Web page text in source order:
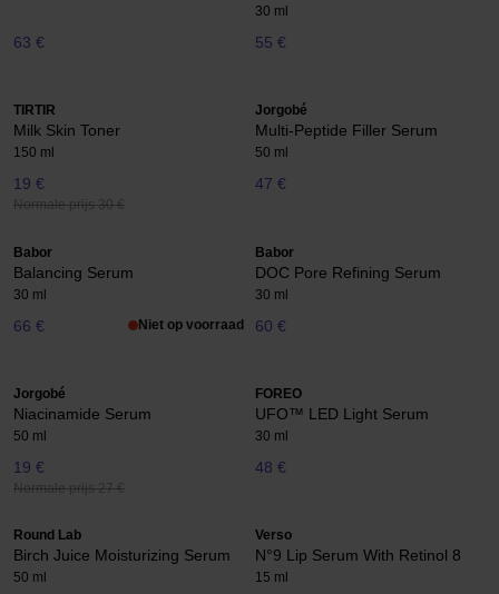
63 €
30 ml
55 €
TIRTIR
Milk Skin Toner
150 ml
19 €
Normale prijs 30 €
Jorgobé
Multi-Peptide Filler Serum
50 ml
47 €
Babor
Balancing Serum
30 ml
66 € Niet op voorraad
Babor
DOC Pore Refining Serum
30 ml
60 €
Jorgobé
Niacinamide Serum
50 ml
19 €
Normale prijs 27 €
FOREO
UFO™ LED Light Serum
30 ml
48 €
Round Lab
Birch Juice Moisturizing Serum
50 ml
Verso
N°9 Lip Serum With Retinol 8
15 ml